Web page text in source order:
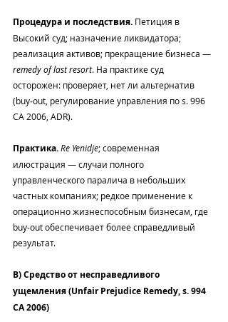
Процедура и последствия. Петиция в
Высокий суд; назначение ликвидатора;
реализация активов; прекращение бизнеса —
remedy of last resort. На практике суд
осторожен: проверяет, нет ли альтернатив
(buy‑out, регулирование управления по s. 996
CA 2006, ADR).
Практика.Re Yenidje; современная
илюстрация — случаи полного
управленческого паралича в небольших
частных компаниях; редкое применение к
операционно жизнеспособным бизнесам, где
buy‑out обеспечивает более справедливый
результат.
B) Средство от несправедливого
ущемления (Unfair Prejudice Remedy, s. 994
CA 2006)